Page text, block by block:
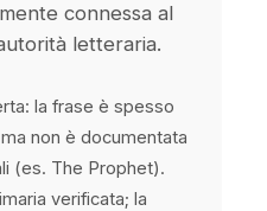
connessa al
letteraria.
la frase è spesso
non è documentata
(es. The Prophet).
verificata; la